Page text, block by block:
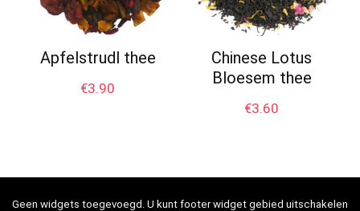
Apfelstrudl thee
€3.90
Chinese Lotus
Bloesem thee
€3.60
Geen widgets toegevoegd. U kunt footer widget gebied uitschakelen